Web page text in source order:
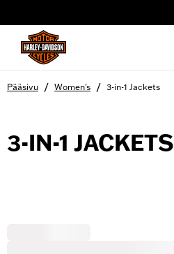
Pääsivu / Women's / 3-in-1 Jackets
3-IN-1 JACKETS